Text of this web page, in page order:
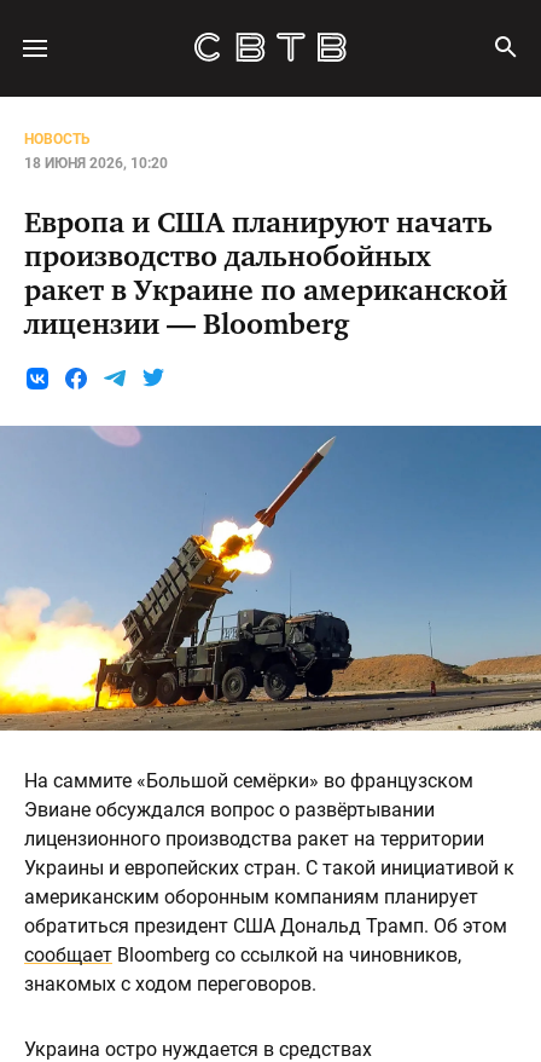
НОВОСТЬ
18 ИЮНЯ 2026, 10:20
Европа и США планируют начать
производство дальнобойных
ракет в Украине по американской
лицензии — Bloomberg
На саммите «Большой семёрки» во французском
Эвиане обсуждался вопрос о развёртывании
лицензионного производства ракет на территории
Украины и европейских стран. С такой инициативой к
американским оборонным компаниям планирует
обратиться президент США Дональд Трамп. Об этом
сообщает Bloomberg со ссылкой на чиновников,
знакомых с ходом переговоров.
Украина остро нуждается в средствах